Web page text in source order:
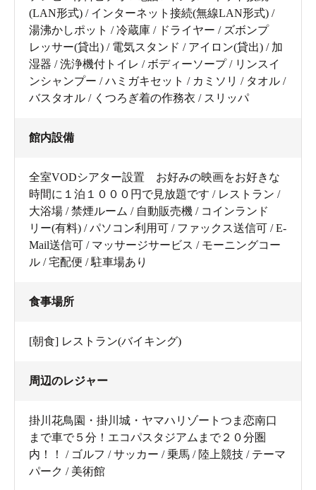
(LAN形式) / インターネット接続(無線LAN形式) /
湯沸かしポット / 冷蔵庫 / ドライヤー / ズボンプ
レッサー(貸出) / 電気スタンド / アイロン(貸出) / 加
湿器 / 洗浄機付トイレ / ボディーソープ / リンスイ
ンシャンプー / ハミガキセット / カミソリ / タオル /
バスタオル / くつろぎ着の作務衣 / スリッパ
館内設備
全室VODシアター設置 お好みの映画をお好きな
時間に１泊１０００円で見放題です / レストラン /
大浴場 / 禁煙ルーム / 自動販売機 / コインランド
リー(有料) / パソコン利用可 / ファックス送信可 / E-
Mail送信可 / マッサージサービス / モーニングコー
ル / 宅配便 / 駐車場あり
食事場所
[朝食] レストラン(バイキング)
周辺のレジャー
掛川花鳥園・掛川城・ヤマハリゾートつま恋南口
まで車で５分！エコパスタジアムまで２０分圏
内！！ / ゴルフ / サッカー / 乗馬 / 陸上競技 / テーマ
パーク / 美術館